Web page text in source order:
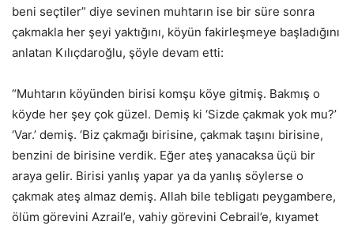
beni seçtiler” diye sevinen muhtarın ise bir süre sonra
çakmakla her şeyi yaktığını, köyün fakirleşmeye başladığını
anlatan Kılıçdaroğlu, şöyle devam etti:
“Muhtarın köyünden birisi komşu köye gitmiş. Bakmış o
köyde her şey çok güzel. Demiş ki ‘Sizde çakmak yok mu?’
‘Var.’ demiş. ‘Biz çakmağı birisine, çakmak taşını birisine,
benzini de birisine verdik. Eğer ateş yanacaksa üçü bir
araya gelir. Birisi yanlış yapar ya da yanlış söylerse o
çakmak ateş almaz demiş. Allah bile tebligatı peygambere,
ölüm görevini Azrail’e, vahiy görevini Cebrail’e, kıyamet